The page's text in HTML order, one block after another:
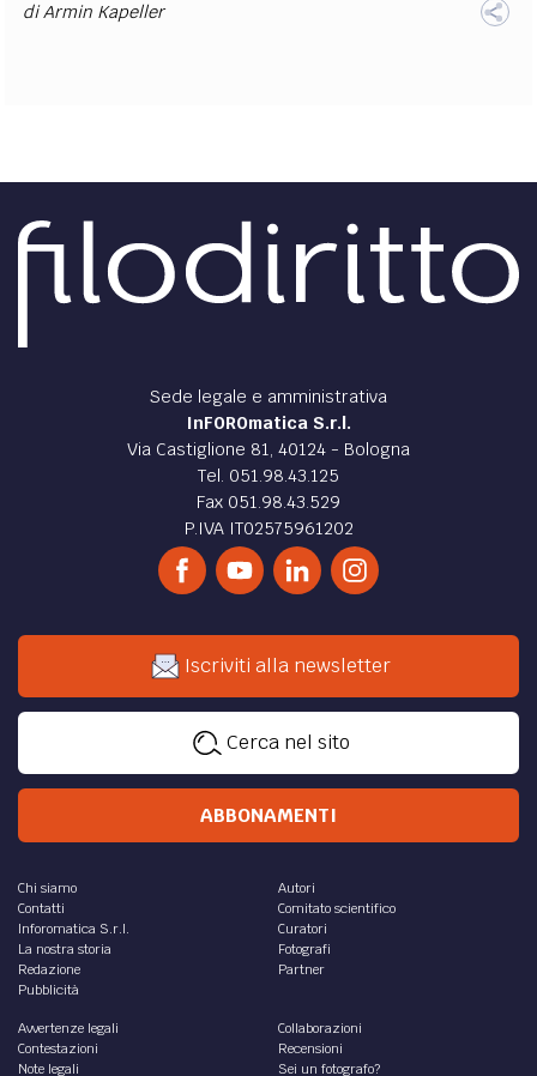
diArmin Kapeller
Sede legale e amministrativa
InFOROmatica S.r.l.
Via Castiglione 81, 40124 - Bologna
Tel. 051.98.43.125
Fax 051.98.43.529
P.IVA IT02575961202
Iscriviti alla newsletter
Cerca nel sito
ABBONAMENTI
Chi siamo
Contatti
Inforomatica S.r.l.
La nostra storia
Redazione
Pubblicità
Autori
Comitato scientifico
Curatori
Fotografi
Partner
Avvertenze legali
Contestazioni
Note legali
Collaborazioni
Recensioni
Sei un fotografo?